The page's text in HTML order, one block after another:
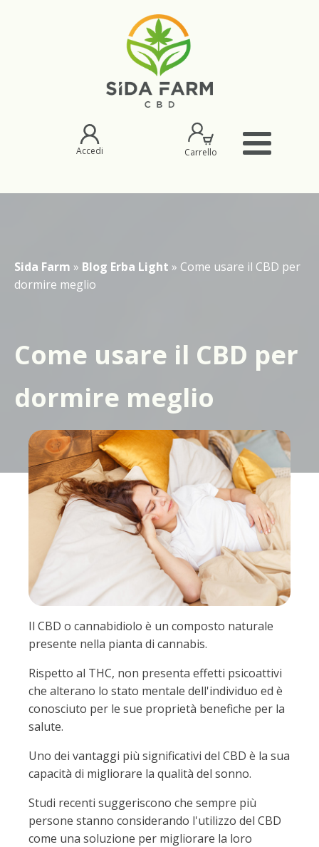
Accedi Carrello
Sida Farm » Blog Erba Light » Come usare il CBD per
dormire meglio
Come usare il CBD per
dormire meglio
Il CBD o cannabidiolo è un composto naturale
presente nella pianta di cannabis.
Rispetto al THC, non presenta effetti psicoattivi
che alterano lo stato mentale dell'individuo ed è
conosciuto per le sue proprietà benefiche per la
salute.
Uno dei vantaggi più significativi del CBD è la sua
capacità di migliorare la qualità del sonno.
Studi recenti suggeriscono che sempre più
persone stanno considerando l'utilizzo del CBD
come una soluzione per migliorare la loro